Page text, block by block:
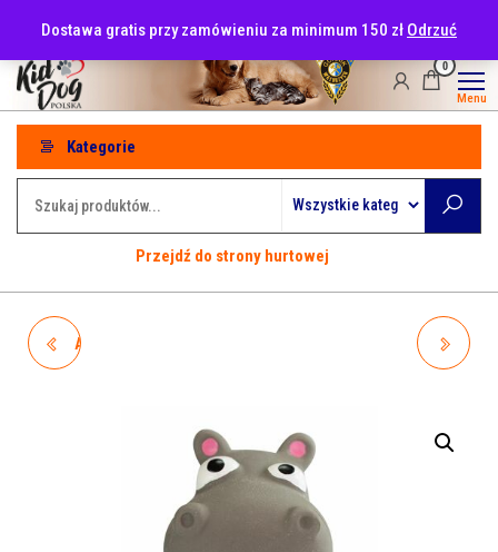
treści
Dostawa gratis przy zamówieniu za minimum 150 zł Odrzuć
0
Menu
Kategorie
Przejdź do strony hurtowej
A401762 HIPHOP OWCA Z
14CM